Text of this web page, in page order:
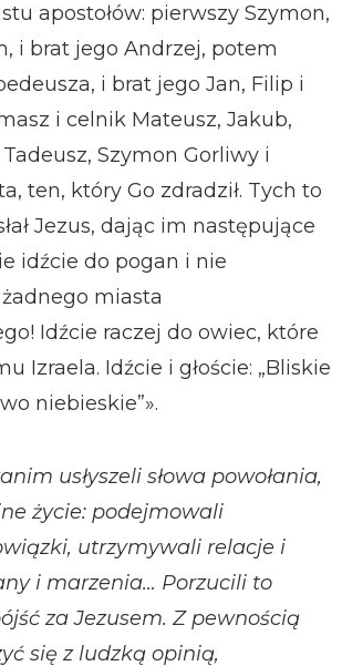
apostołów: pierwszy Szymon,
i brat jego Andrzej, potem
i brat jego Jan, Filip i
i celnik Mateusz, Jakub,
Szymon Gorliwy i
ten, który Go zdradził. Tych to
Jezus, dając im następujące
idźcie do pogan i nie
miasta
Idźcie raczej do owiec, które
Izraela. Idźcie i głoście: „Bliskie
niebieskie”».
usłyszeli słowa powołania,
życie: podejmowali
utrzymywali relacje i
i marzenia… Porzucili to
za Jezusem. Z pewnością
się z ludzką opinią,